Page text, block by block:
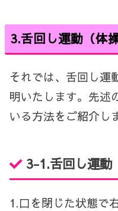
3.舌回し運動（体
それでは、舌回し運
明いたします。先述
いる方法をご紹介し
3-1.舌回し運動
1.口を閉じた状態で